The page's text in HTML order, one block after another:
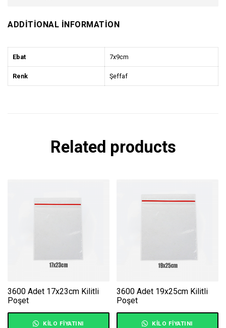
ADDITIONAL INFORMATION
Ebat 7x9cm
Renk Şeffaf
Related products
3600 Adet 17x23cm Kilitli
Poşet
KILO FIYATINI
3600 Adet 19x25cm Kilitli
Poşet
KILO FIYATINI